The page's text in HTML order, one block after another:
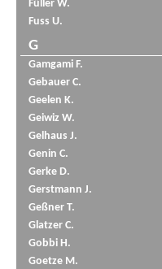
Füller W.
Fuss U.
G
Gamgami F.
Gebauer C.
Geelen K.
Geiwiz W.
Gelhaus J.
Genin C.
Gerke D.
Gerstmann J.
Geßner T.
Glatzer C.
Gobbi H.
Goetze M.